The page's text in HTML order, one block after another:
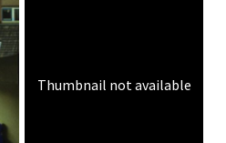
Thumbnail not available